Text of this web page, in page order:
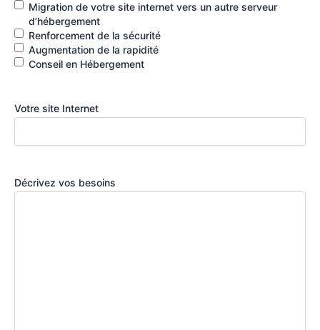
Migration de votre site internet vers un autre serveur
d’hébergement
Renforcement de la sécurité
Augmentation de la rapidité
Conseil en Hébergement
Votre site Internet
Décrivez vos besoins